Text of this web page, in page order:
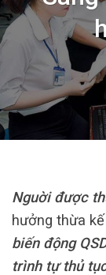
Nguời được
hưởng thừa kế
biến động
trình tự thủ